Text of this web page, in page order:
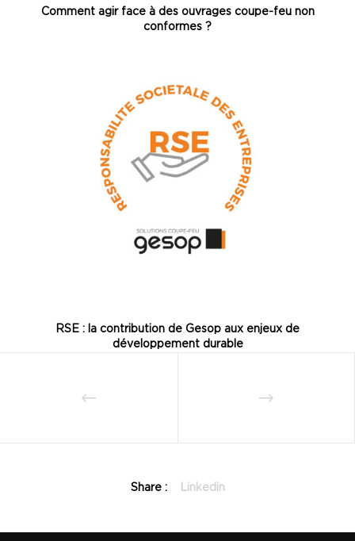
Comment agir face à des ouvrages coupe-feu non
conformes ?
RSE : la contribution de Gesop aux enjeux de
développement durable
Share : Linkedin